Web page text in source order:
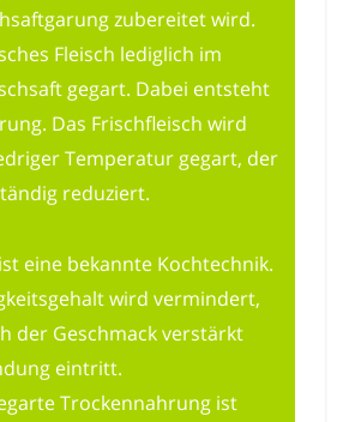
zubereitet wird.
Fleisch lediglich im
gegart. Dabei entsteht
Das Frischfleisch wird
Temperatur gegart, der
reduziert.
eine bekannte Kochtechnik.
wird vermindert,
der Geschmack verstärkt
eintritt.
Trockennahrung ist